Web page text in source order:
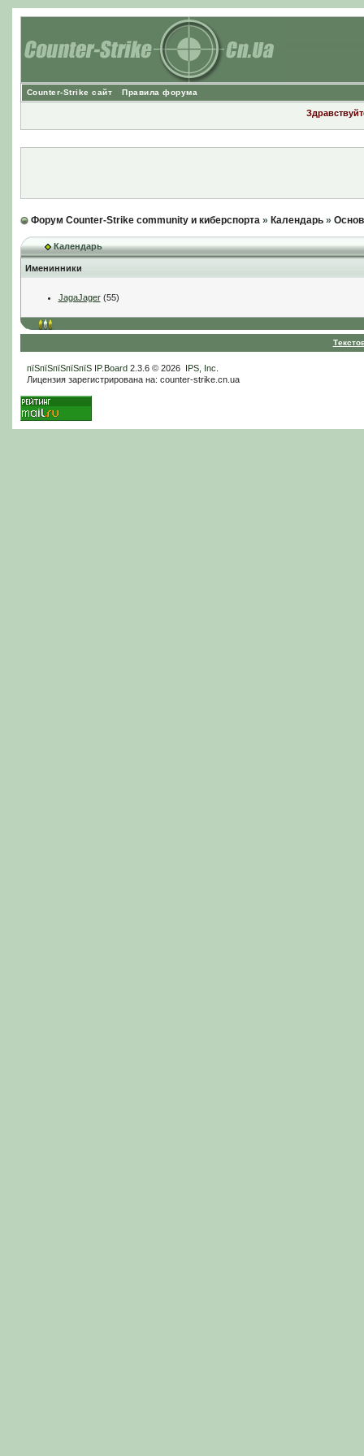
Counter-Strike сайт Правила форума
Форум Counter-Strike community и киберспорта» Календарь»
Календарь
Именинники
JagaJager(55)
пїЅпїЅпїЅпїЅпїЅ IP.Board2.3.6 © 2026 IPS, Inc
Лицензия зарегистрирована на: counter-strike.cn.ua